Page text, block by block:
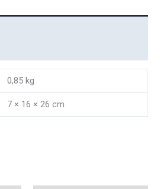
0,85 kg
7 × 16 × 26 cm